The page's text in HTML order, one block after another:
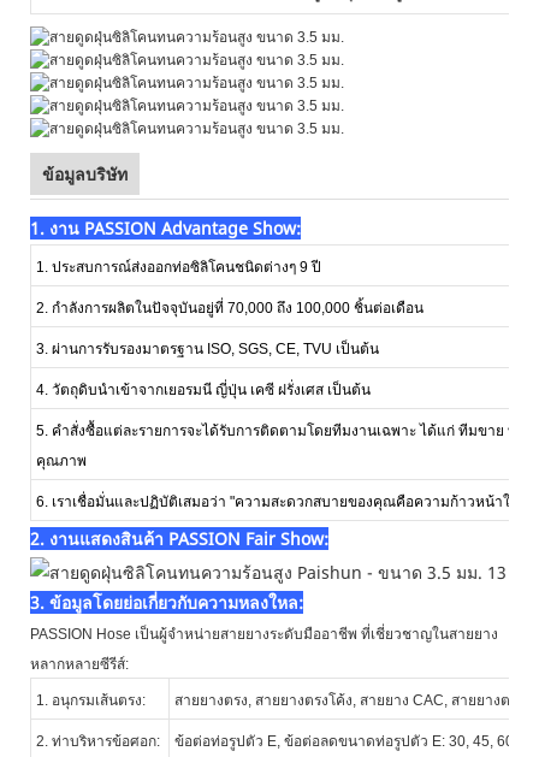
ข้อมูลบริษัท
1. งาน PASSION Advantage Show:
1. ประสบการณ์ส่งออกท่อซิลิโคนชนิดต่างๆ 9 ปี
2. กำลังการผลิตในปัจจุบันอยู่ที่ 70,000 ถึง 100,000 ชิ้นต่อเดือน
3. ผ่านการรับรองมาตรฐาน ISO, SGS, CE, TVU เป็นต้น
4. วัตถุดิบนำเข้าจากเยอรมนี ญี่ปุ่น เคซี ฝรั่งเศส เป็นต้น
5. คำสั่งซื้อแต่ละรายการจะได้รับการติดตามโดยทีมงานเฉพาะ ได้แก่ ทีมขาย ที
คุณภาพ
6. เราเชื่อมั่นและปฏิบัติเสมอว่า "ความสะดวกสบายของคุณคือความก้าวหน้าในอา
2. งานแสดงสินค้า PASSION Fair Show:
3. ข้อมูลโดยย่อเกี่ยวกับความหลงใหล:
PASSION Hose เป็นผู้จำหน่ายสายยางระดับมืออาชีพ ที่เชี่ยวชาญในสายยาง
หลากหลายซีรีส์:
1. อนุกรมเส้นตรง: สายยางตรง, สายยางตรงโค้ง, สายยาง CAC, สายยางตรง
2. ท่าบริหารข้อศอก: ข้อต่อท่อรูปตัว E, ข้อต่อลดขนาดท่อรูปตัว E: 30, 45, 60,